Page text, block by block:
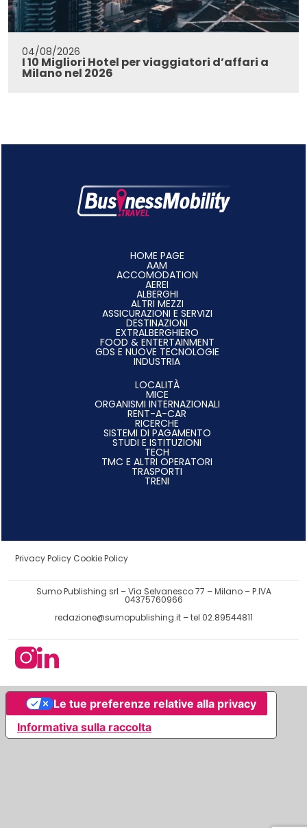
04/08/2026
I 10 Migliori Hotel per viaggiatori d’affari a
Milano nel 2026
HOME PAGE
AAM
ACCOMODATION
AEREI
ALBERGHI
ALTRI MEZZI
ASSICURAZIONI E SERVIZI
DESTINAZIONI
EXTRALBERGHIERO
FOOD & ENTERTAINMENT
GDS E NUOVE TECNOLOGIE
INDUSTRIA
LOCALITÀ
MICE
ORGANISMI INTERNAZIONALI
RENT-A-CAR
RICERCHE
SISTEMI DI PAGAMENTO
STUDI E ISTITUZIONI
TECH
TMC E ALTRI OPERATORI
TRASPORTI
TRENI
Privacy Policy Cookie Policy
Sumo Publishing srl – Via Selvanesco 77 – Milano – P.IVA
04375760966
redazione@sumopublishing.it– tel 02.89544811
Informativa sulla raccolta
Le tue preferenze relative alla privacy